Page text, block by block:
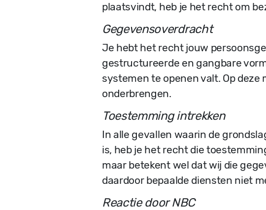
plaatsvindt, heb je het recht om
Gegevensoverdracht
Je hebt het recht jouw
gestructureerde en gangbare
systemen te openen valt. Op
onderbrengen.
Toestemming intrekken
In alle gevallen waarin de
is, heb je het recht die
maar betekent wel dat wij die
daardoor bepaalde diensten niet
Reactie door NBC